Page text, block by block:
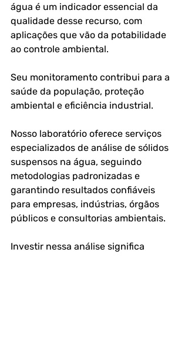
água é um indicador essencial da
qualidade desse recurso, com
aplicações que vão da potabilidade
ao controle ambiental.
Seu monitoramento contribui para a
saúde da população, proteção
ambiental e eficiência industrial.
Nosso laboratório oferece serviços
especializados de análise de sólidos
suspensos na água, seguindo
metodologias padronizadas e
garantindo resultados confiáveis
para empresas, indústrias, órgãos
públicos e consultorias ambientais.
Investir nessa análise significa